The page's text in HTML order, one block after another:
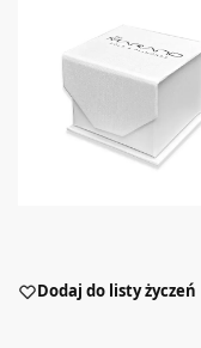
Dodaj do listy życzeń